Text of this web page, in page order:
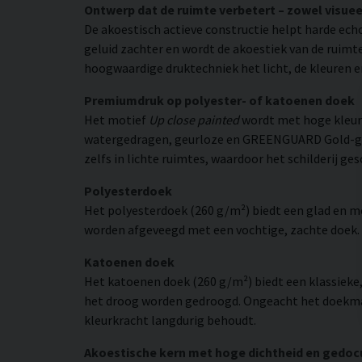
Ontwerp dat de ruimte verbetert – zowel
De akoestisch actieve constructie helpt harde
geluid zachter en wordt de akoestiek van de
hoogwaardige druktechniek het licht, de kleuren
Premiumdruk op polyester- of katoenen doek
Het motief Up close paintedwordt met hoge
watergedragen, geurloze en GREENGUARD
zelfs in lichte ruimtes, waardoor het schilderij
Polyesterdoek
Het polyesterdoek (260 g/m²) biedt een glad en
worden afgeveegd met een vochtige, zachte
Katoenen doek
Het katoenen doek (260 g/m²) biedt een
het droog worden gedroogd. Ongeacht het
kleurkracht langdurig behoudt.
Akoestische kern met hoge dichtheid en